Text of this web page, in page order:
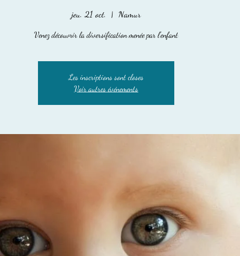
jeu. 21 oct.
  |
Namur
Venez découvrir la diversification menée par l'enfant
Les inscriptions sont closes
Voir autres événements